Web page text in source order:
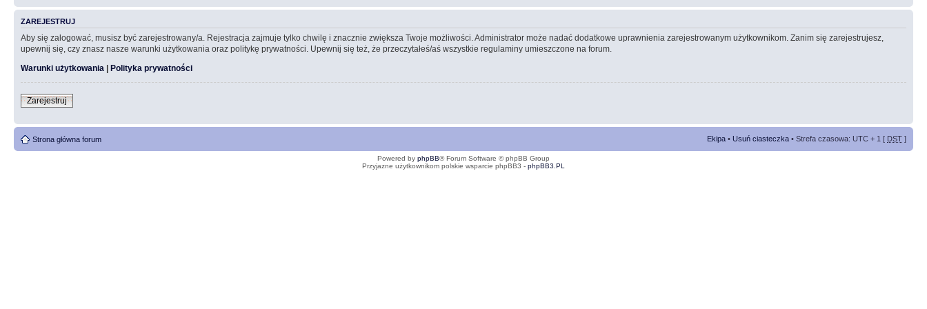
ZAREJESTRUJ
Aby się zalogować, musisz być zarejestrowany/a. Rejestracja zajmuje tylko chwilę i znacznie zwiększa Twoje możliwości. Administrator może nadać dodatkowe uprawnienia zarejestrowanym użytkownikom. Zanim się zarejestrujesz,
upewnij się, czy znasz nasze warunki użytkowania oraz politykę prywatności. Upewnij się też, że przeczytałeś/aś wszystkie regulaminy umieszczone na forum.
Warunki użytkowania | Polityka prywatności
Zarejestruj
Strona główna forum Ekipa • Usuń ciasteczka • Strefa czasowa: UTC + 1 [ DST ]
Powered by phpBB® Forum Software © phpBB Group
Przyjazne użytkownikom polskie wsparcie phpBB3 - phpBB3.PL